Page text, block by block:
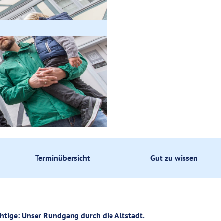
Terminübersicht Gut zu wissen
Unser Rundgang durch die Altstadt.